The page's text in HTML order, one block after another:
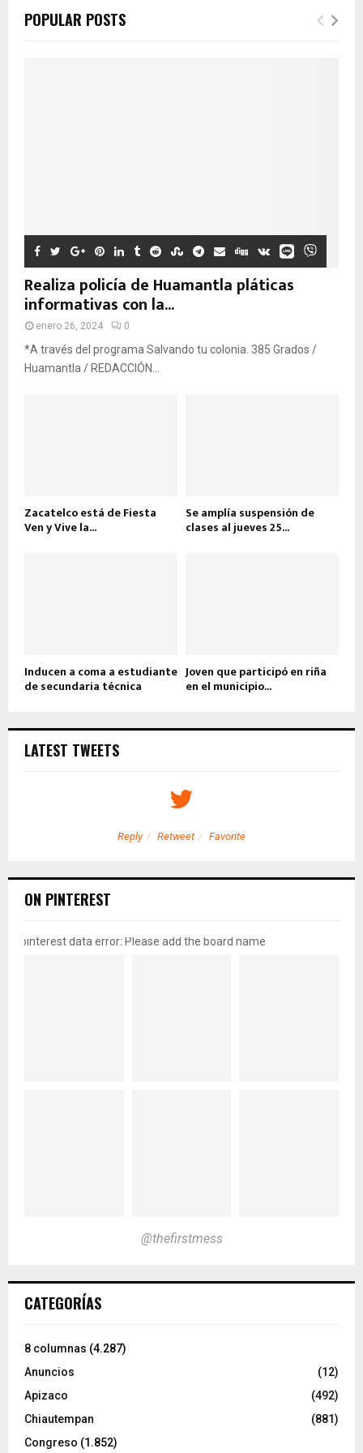
POPULAR POSTS
Realiza policía de Huamantla pláticas
informativas con la...
enero 26, 2024 0
*A través del programa Salvando tu colonia. 385 Grados /
Huamantla / REDACCIÓN...
Zacatelco está de Fiesta
Ven y Vive la...
Se amplía suspensión de
clases al jueves 25...
Inducen a coma a estudiante
de secundaria técnica
Joven que participó en riña
en el municipio...
LATEST TWEETS
Reply Retweet Favorite
ON PINTEREST
pinterest data error: Please add the board name
@thefirstmess
CATEGORÍAS
8 columnas (4.287)
Anuncios
(12)
Apizaco
(492)
Chiautempan
(881)
Congreso (1.852)